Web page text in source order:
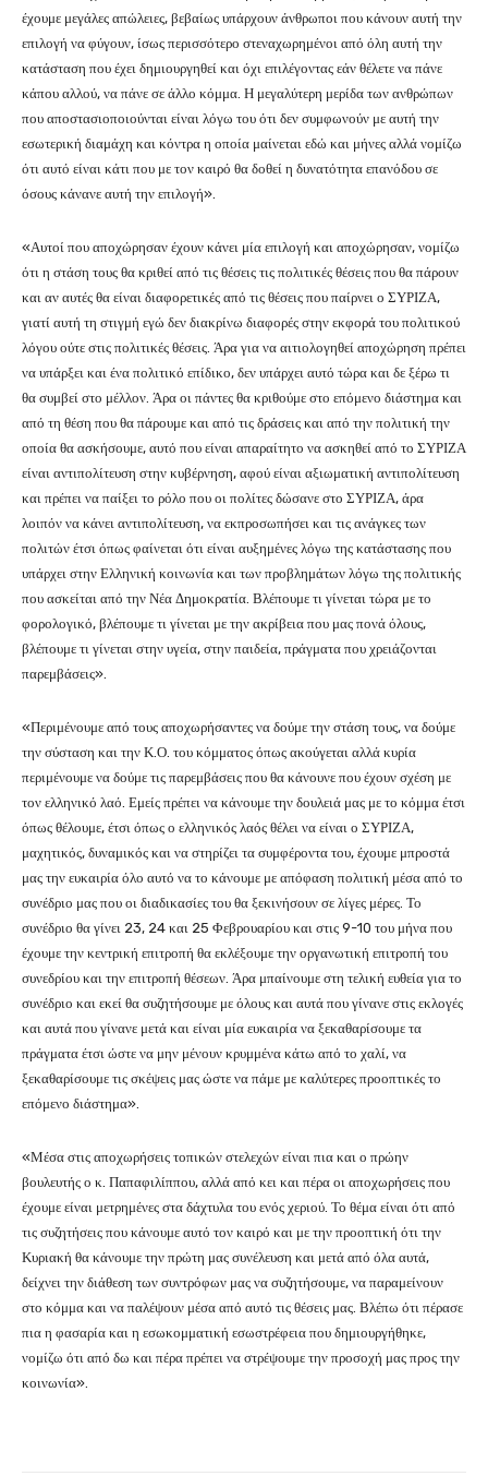
έχουμε μεγάλες απώλειες, βεβαίως υπάρχουν άνθρωποι που κάνουν αυτή την
επιλογή να φύγουν, ίσως περισσότερο στεναχωρημένοι από όλη αυτή την
κατάσταση που έχει δημιουργηθεί και όχι επιλέγοντας εάν θέλετε να πάνε
κάπου αλλού, να πάνε σε άλλο κόμμα. Η μεγαλύτερη μερίδα των ανθρώπων
που αποστασιοποιούνται είναι λόγω του ότι δεν συμφωνούν με αυτή την
εσωτερική διαμάχη και κόντρα η οποία μαίνεται εδώ και μήνες αλλά νομίζω
ότι αυτό είναι κάτι που με τον καιρό θα δοθεί η δυνατότητα επανόδου σε
όσους κάνανε αυτή την επιλογή».
«Αυτοί που αποχώρησαν έχουν κάνει μία επιλογή και αποχώρησαν, νομίζω
ότι η στάση τους θα κριθεί από τις θέσεις τις πολιτικές θέσεις που θα πάρουν
και αν αυτές θα είναι διαφορετικές από τις θέσεις που παίρνει ο ΣΥΡΙΖΑ,
γιατί αυτή τη στιγμή εγώ δεν διακρίνω διαφορές στην εκφορά του πολιτικού
λόγου ούτε στις πολιτικές θέσεις. Άρα για να αιτιολογηθεί αποχώρηση πρέπει
να υπάρξει και ένα πολιτικό επίδικο, δεν υπάρχει αυτό τώρα και δε ξέρω τι
θα συμβεί στο μέλλον. Άρα οι πάντες θα κριθούμε στο επόμενο διάστημα και
από τη θέση που θα πάρουμε και από τις δράσεις και από την πολιτική την
οποία θα ασκήσουμε, αυτό που είναι απαραίτητο να ασκηθεί από το ΣΥΡΙΖΑ
είναι αντιπολίτευση στην κυβέρνηση, αφού είναι αξιωματική αντιπολίτευση
και πρέπει να παίξει το ρόλο που οι πολίτες δώσανε στο ΣΥΡΙΖΑ, άρα
λοιπόν να κάνει αντιπολίτευση, να εκπροσωπήσει και τις ανάγκες των
πολιτών έτσι όπως φαίνεται ότι είναι αυξημένες λόγω της κατάστασης που
υπάρχει στην Ελληνική κοινωνία και των προβλημάτων λόγω της πολιτικής
που ασκείται από την Νέα Δημοκρατία. Βλέπουμε τι γίνεται τώρα με το
φορολογικό, βλέπουμε τι γίνεται με την ακρίβεια που μας πονά όλους,
βλέπουμε τι γίνεται στην υγεία, στην παιδεία, πράγματα που χρειάζονται
παρεμβάσεις».
«Περιμένουμε από τους αποχωρήσαντες να δούμε την στάση τους, να δούμε
την σύσταση και την Κ.Ο. του κόμματος όπως ακούγεται αλλά κυρία
περιμένουμε να δούμε τις παρεμβάσεις που θα κάνουνε που έχουν σχέση με
τον ελληνικό λαό. Εμείς πρέπει να κάνουμε την δουλειά μας με το κόμμα έτσι
όπως θέλουμε, έτσι όπως ο ελληνικός λαός θέλει να είναι ο ΣΥΡΙΖΑ,
μαχητικός, δυναμικός και να στηρίζει τα συμφέροντα του, έχουμε μπροστά
μας την ευκαιρία όλο αυτό να το κάνουμε με απόφαση πολιτική μέσα από το
συνέδριο μας που οι διαδικασίες του θα ξεκινήσουν σε λίγες μέρες. Το
συνέδριο θα γίνει 23, 24 και 25 Φεβρουαρίου και στις 9-10 του μήνα που
έχουμε την κεντρική επιτροπή θα εκλέξουμε την οργανωτική επιτροπή του
συνεδρίου και την επιτροπή θέσεων. Άρα μπαίνουμε στη τελική ευθεία για το
συνέδριο και εκεί θα συζητήσουμε με όλους και αυτά που γίνανε στις εκλογές
και αυτά που γίνανε μετά και είναι μία ευκαιρία να ξεκαθαρίσουμε τα
πράγματα έτσι ώστε να μην μένουν κρυμμένα κάτω από το χαλί, να
ξεκαθαρίσουμε τις σκέψεις μας ώστε να πάμε με καλύτερες προοπτικές το
επόμενο διάστημα».
«Μέσα στις αποχωρήσεις τοπικών στελεχών είναι πια και ο πρώην
βουλευτής ο κ. Παπαφιλίππου, αλλά από κει και πέρα οι αποχωρήσεις που
έχουμε είναι μετρημένες στα δάχτυλα του ενός χεριού. Το θέμα είναι ότι από
τις συζητήσεις που κάνουμε αυτό τον καιρό και με την προοπτική ότι την
Κυριακή θα κάνουμε την πρώτη μας συνέλευση και μετά από όλα αυτά,
δείχνει την διάθεση των συντρόφων μας να συζητήσουμε, να παραμείνουν
στο κόμμα και να παλέψουν μέσα από αυτό τις θέσεις μας. Βλέπω ότι πέρασε
πια η φασαρία και η εσωκομματική εσωστρέφεια που δημιουργήθηκε,
νομίζω ότι από δω και πέρα πρέπει να στρέψουμε την προσοχή μας προς την
κοινωνία».